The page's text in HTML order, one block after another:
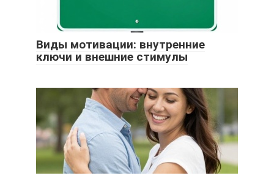
Виды мотивации: внутренние
ключи и внешние стимулы